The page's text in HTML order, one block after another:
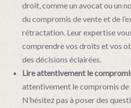
droit, comme un avocat ou un
du compromis de vente et de
rétractation. Leur expertise
comprendre vos droits et vos
des décisions éclairées.
Lire attentivement le
attentivement le compromis de
N’hésitez pas à poser des